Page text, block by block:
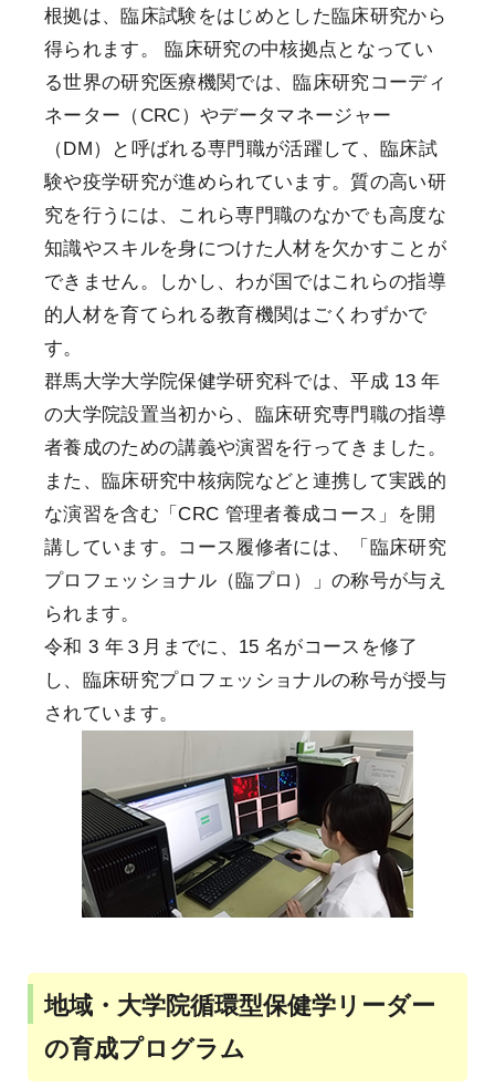
根拠は、臨床試験をはじめとした臨床研究から
得られます。 臨床研究の中核拠点となってい
る世界の研究医療機関では、臨床研究コーディ
ネーター（CRC）やデータマネージャー
（DM）と呼ばれる専門職が活躍して、臨床試
験や疫学研究が進められています。質の高い研
究を行うには、これら専門職のなかでも高度な
知識やスキルを身につけた人材を欠かすことが
できません。しかし、わが国ではこれらの指導
的人材を育てられる教育機関はごくわずかで
す。
群馬大学大学院保健学研究科では、平成 13 年
の大学院設置当初から、臨床研究専門職の指導
者養成のための講義や演習を行ってきました。
また、臨床研究中核病院などと連携して実践的
な演習を含む「CRC 管理者養成コース」を開
講しています。コース履修者には、「臨床研究
プロフェッショナル（臨プロ）」の称号が与え
られます。
令和 3 年３月までに、15 名がコースを修了
し、臨床研究プロフェッショナルの称号が授与
されています。
地域・大学院循環型保健学リーダー
の育成プログラム